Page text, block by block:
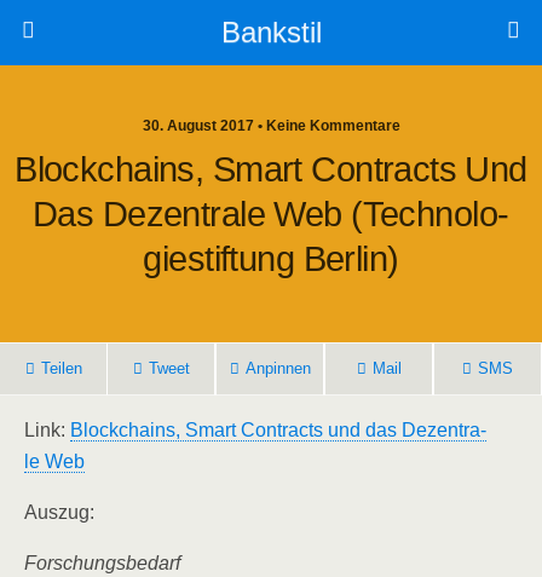
Bankstil
30. August 2017 • Keine Kommentare
Block­chains, Smart Con­tracts Und
Das Dezen­tra­le Web (Tech­no­lo­
Gie­stif­tung Berlin)
Tei­len Tweet Anpin­nen Mail SMS
Link: Block­chains, Smart Con­tracts und das Dezen­tra­
le Web
Aus­zug:
For­schungs­be­darf